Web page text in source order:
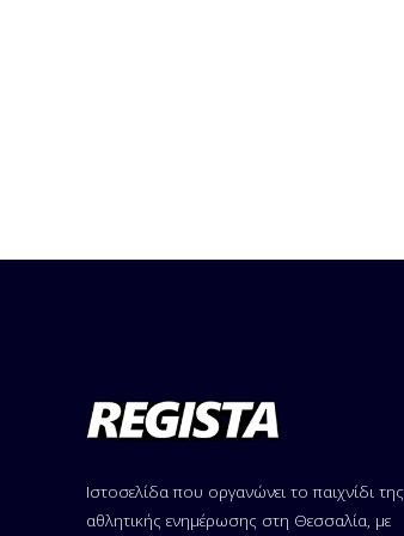
Ιστοσελίδα που οργανώνει το παιχνίδι της
αθλητικής ενημέρωσης στη Θεσσαλία, με